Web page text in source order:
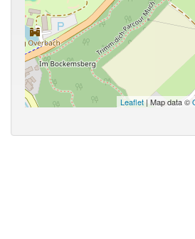
Leaflet | Map data ©